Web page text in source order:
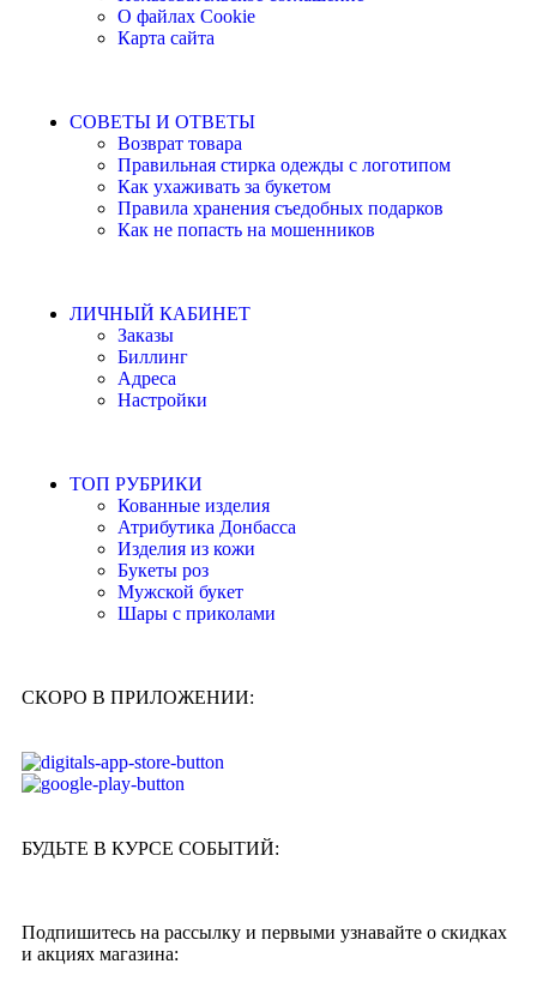
О файлах Cookie
Карта сайта
СОВЕТЫ И ОТВЕТЫ
Возврат товара
Правильная стирка одежды с логотипом
Как ухаживать за букетом
Правила хранения съедобных подарков
Как не попасть на мошенников
ЛИЧНЫЙ КАБИНЕТ
Заказы
Биллинг
Адреса
Настройки
ТОП РУБРИКИ
Кованные изделия
Атрибутика Донбасса
Изделия из кожи
Букеты роз
Мужской букет
Шары с приколами
СКОРО В ПРИЛОЖЕНИИ:
БУДЬТЕ В КУРСЕ СОБЫТИЙ:
Подпишитесь на рассылку и первыми узнавайте о скидках
и акциях магазина: